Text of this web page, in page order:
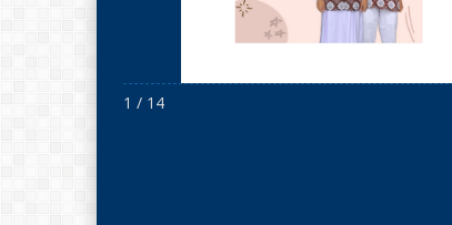
1 / 14